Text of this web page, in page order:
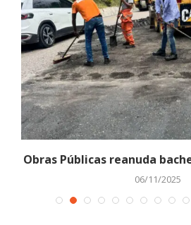
Obras Públicas reanuda
06/11/2025